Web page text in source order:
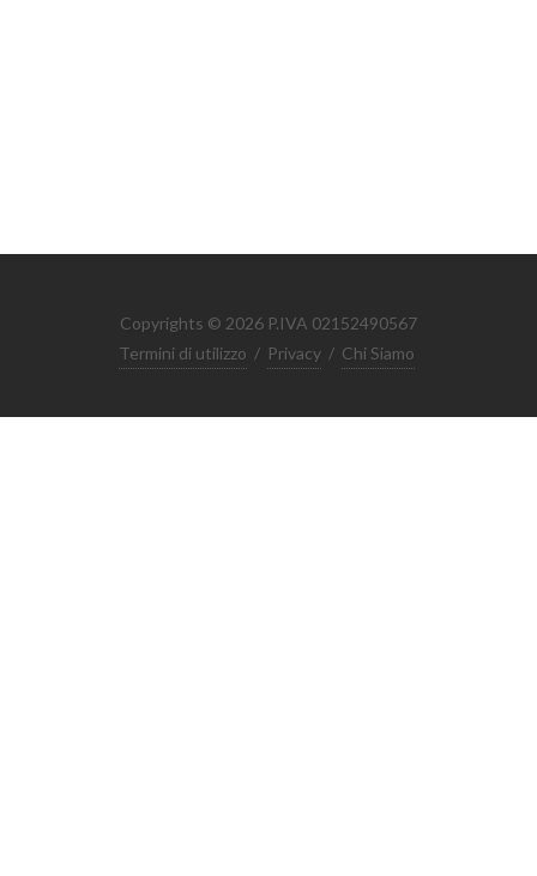
Copyrights © 2026 P.IVA 02152490567
Termini di utilizzo / Privacy / Chi Siamo